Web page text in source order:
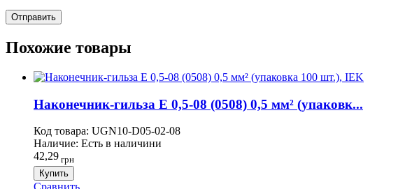
Похожие товары
Наконечник-гильза Е 0,5-08 (0508) 0,5 мм² (упаковк...
Код товара: UGN10-D05-02-08
Наличие: Есть в наличини
42,29 грн
Купить
Сравнить